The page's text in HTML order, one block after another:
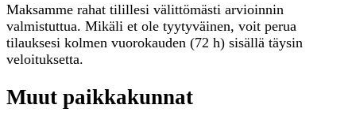
Maksamme rahat tilillesi välittömästi arvioinnin
valmistuttua. Mikäli et ole tyytyväinen, voit perua
tilauksesi kolmen vuorokauden (72 h) sisällä täysin
veloituksetta.
Muut paikkakunnat